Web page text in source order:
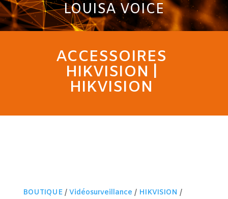
LOUISA VOICE
ACCESSOIRES
HIKVISION |
HIKVISION
BOUTIQUE/ Vidéosurveillance / HIKVISION /